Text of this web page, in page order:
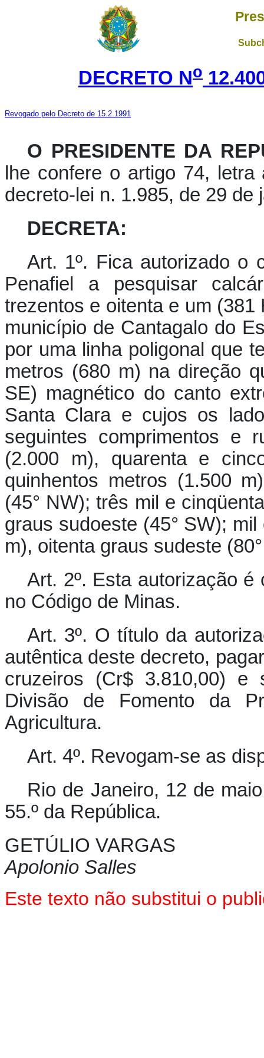
DECRETO No
Revogado pelo Decreto de 15.2.1991
O PRESIDENTE DA
lhe confere o artigo 74,
decreto-lei n. 1.985, de 29 de
DECRETA:
Art. 1º. Fica autorizado o
Penafiel a pesquisar
trezentos e oitenta e um
município de Cantagalo do
por uma linha poligonal que
metros (680 m) na direção
SE) magnético do canto
Santa Clara e cujos os
seguintes comprimentos e
(2.000 m), quarenta e
quinhentos metros (1.500
(45° NW); três mil e
graus sudoeste (45° SW);
m), oitenta graus sudeste
Art. 2º. Esta autorização
no Código de Minas.
Art. 3º. O título da
autêntica deste decreto,
cruzeiros (Cr$ 3.810,00) e
Divisão de Fomento da
Agricultura.
Art. 4º. Revogam-se as
Rio de Janeiro, 12 de
55.º da República.
GETÚLIO VARGAS
Apolonio Salles
Este texto não substitui o